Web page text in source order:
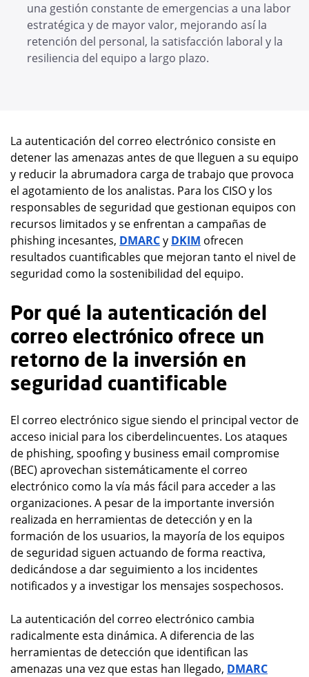
una gestión constante de emergencias a una labor
estratégica y de mayor valor, mejorando así la
retención del personal, la satisfacción laboral y la
resiliencia del equipo a largo plazo.
La autenticación del correo electrónico consiste en
detener las amenazas antes de que lleguen a su equipo
y reducir la abrumadora carga de trabajo que provoca
el agotamiento de los analistas. Para los CISO y los
responsables de seguridad que gestionan equipos con
recursos limitados y se enfrentan a campañas de
phishing incesantes, DMARCy DKIM ofrecen
resultados cuantificables que mejoran tanto el nivel de
seguridad como la sostenibilidad del equipo.
Por qué la autenticación del
correo electrónico ofrece un
retorno de la inversión en
seguridad cuantificable
El correo electrónico sigue siendo el principal vector de
acceso inicial para los ciberdelincuentes. Los ataques
de phishing, spoofing y business email compromise
(BEC) aprovechan sistemáticamente el correo
electrónico como la vía más fácil para acceder a las
organizaciones. A pesar de la importante inversión
realizada en herramientas de detección y en la
formación de los usuarios, la mayoría de los equipos
de seguridad siguen actuando de forma reactiva,
dedicándose a dar seguimiento a los incidentes
notificados y a investigar los mensajes sospechosos.
La autenticación del correo electrónico cambia
radicalmente esta dinámica. A diferencia de las
herramientas de detección que identifican las
amenazas una vez que estas han llegado, DMARC